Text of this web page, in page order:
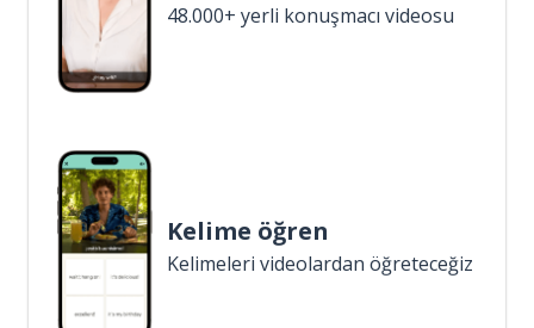
48.000+ yerli konuşmacı videosu
Kelime öğren
Kelimeleri videolardan öğreteceğiz